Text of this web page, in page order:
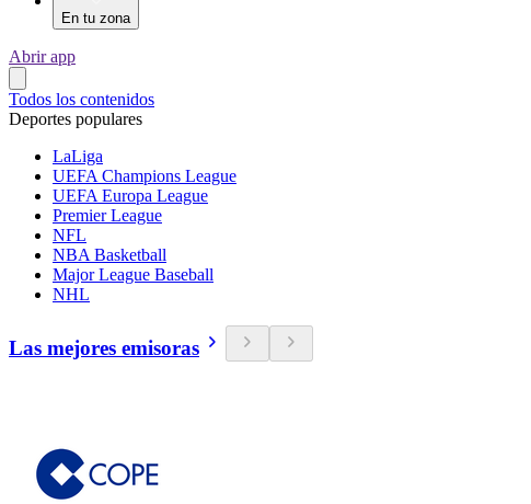
En tu zona
Abrir app
Todos los contenidos
Deportes populares
LaLiga
UEFA Champions League
UEFA Europa League
Premier League
NFL
NBA Basketball
Major League Baseball
NHL
Las mejores emisoras